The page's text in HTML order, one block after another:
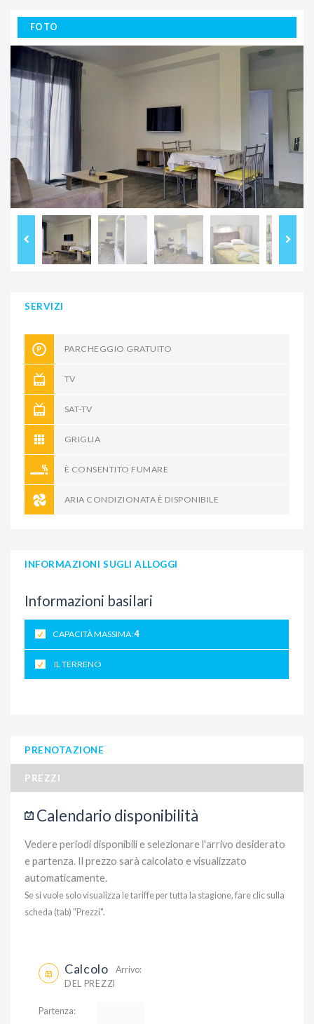
FOTO
SERVIZI
PARCHEGGIO GRATUITO
TV
SAT-TV
GRIGLIA
È CONSENTITO FUMARE
ARIA CONDIZIONATA È DISPONIBILE
INFORMAZIONI SUGLI ALLOGGI
Informazioni basilari
CAPACITÀ MASSIMA:4
IL TERRENO
PRENOTAZIONE
PREZZI
Calendario disponibilità
Vedere periodi disponibili e selezionare l'arrivo desiderato
e partenza. Il prezzo sarà calcolato e visualizzato
automaticamente.
Se si vuole solo visualizza le tariffe per tutta la stagione, fare clic sulla
scheda (tab) "Prezzi".
Calcolo
DEL PREZZI
Arrivo:
Partenza: